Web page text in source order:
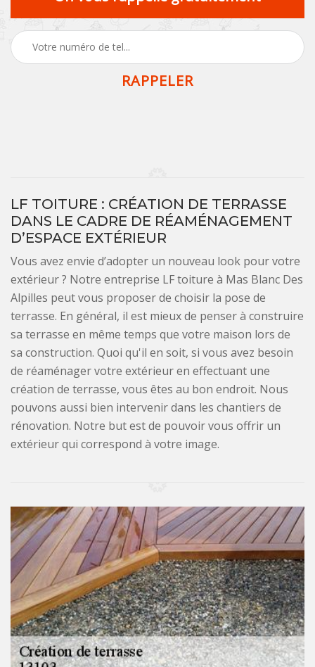
LF TOITURE : CRÉATION DE TERRASSE
DANS LE CADRE DE RÉAMÉNAGEMENT
D’ESPACE EXTÉRIEUR
Vous avez envie d’adopter un nouveau look pour votre
extérieur ? Notre entreprise LF toiture à Mas Blanc Des
Alpilles peut vous proposer de choisir la pose de
terrasse. En général, il est mieux de penser à construire
sa terrasse en même temps que votre maison lors de
sa construction. Quoi qu'il en soit, si vous avez besoin
de réaménager votre extérieur en effectuant une
création de terrasse, vous êtes au bon endroit. Nous
pouvons aussi bien intervenir dans les chantiers de
rénovation. Notre but est de pouvoir vous offrir un
extérieur qui correspond à votre image.